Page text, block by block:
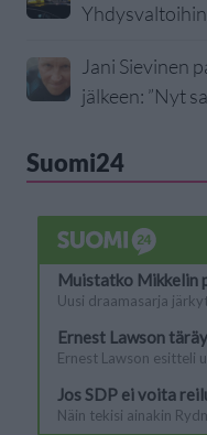
Jani Sievinen
jälkeen: ”Nyt
Suomi24